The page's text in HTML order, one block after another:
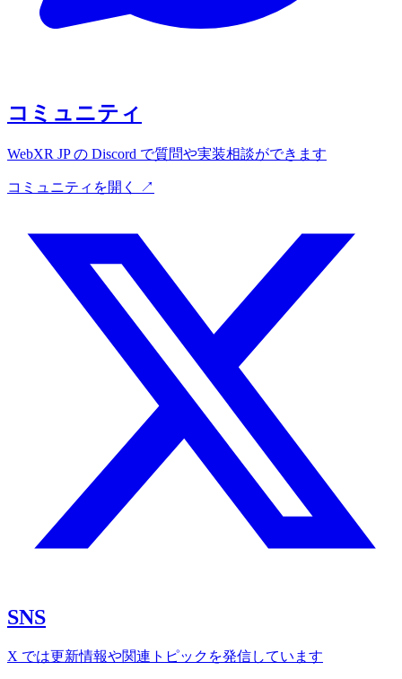
コミュニティ
WebXR JP の Discord で質問や実装相談ができます
コミュニティを開く ↗
SNS
X では更新情報や関連トピックを発信しています